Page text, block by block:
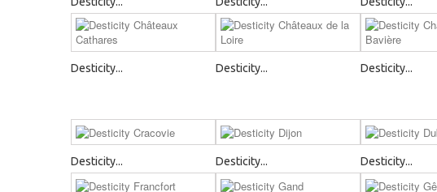
Desticity... Desticity... Desticity...
Desticity... Desticity... Desticity...